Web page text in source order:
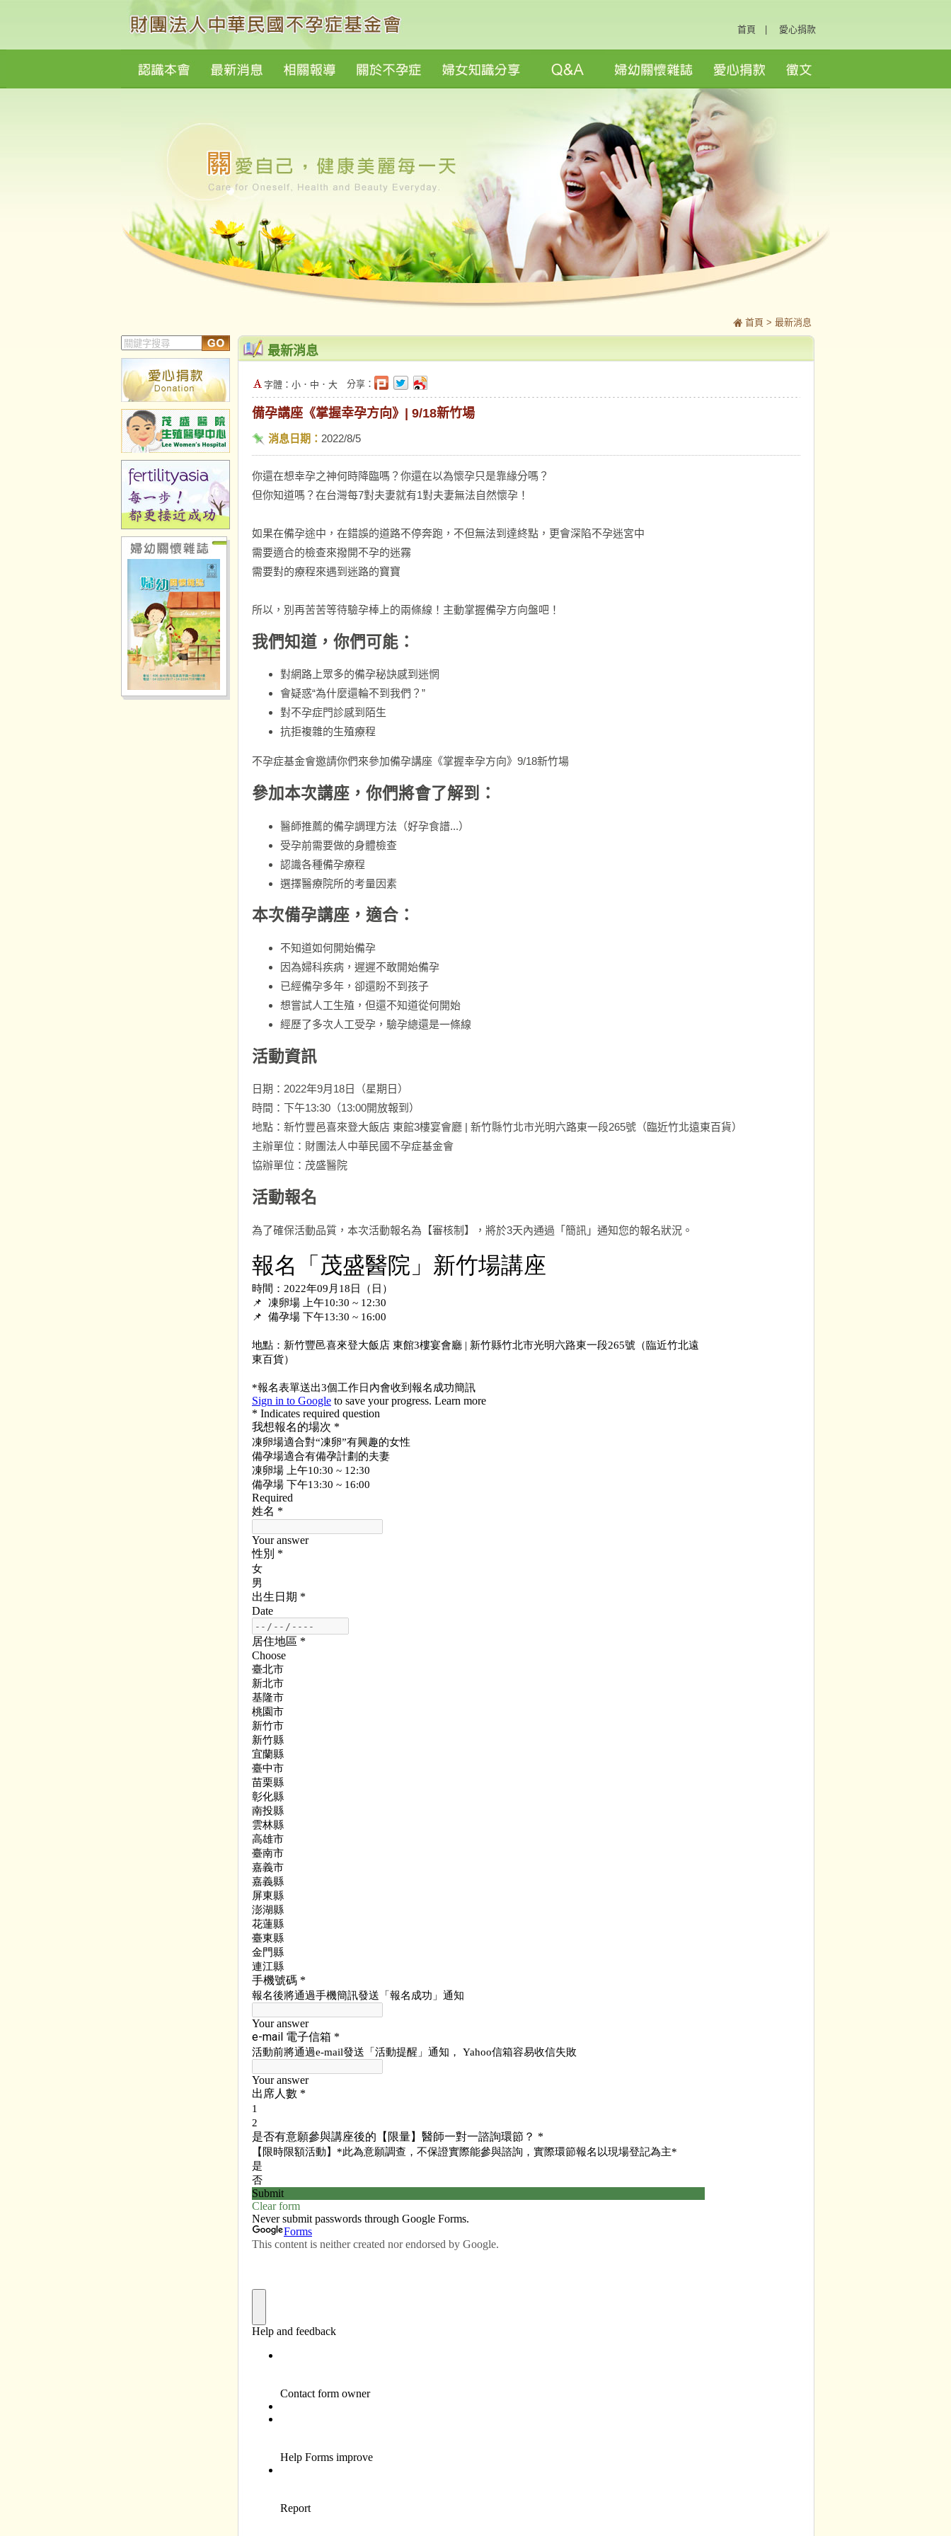
首頁 愛心捐款
首頁 > 最新消息
最新消息
字體： 小 ． 中 ． 大 分享：
備孕講座《掌握幸孕方向》| 9/18新竹場
消息日期： 2022/8/5
你還在想幸孕之神何時降臨嗎？你還在以為懷孕只是靠緣分嗎？
但你知道嗎？在台灣每7對夫妻就有1對夫妻無法自然懷孕！
如果在備孕途中，在錯誤的道路不停奔跑，不但無法到達終點，更會深陷不孕迷宮中
需要適合的檢查來撥開不孕的迷霧
需要對的療程來遇到迷路的寶寶
所以，別再苦苦等待驗孕棒上的兩條線！主動掌握備孕方向盤吧！
我們知道，你們可能：
對網路上眾多的備孕秘訣感到迷惘
會疑惑“為什麼還輪不到我們？”
對不孕症門診感到陌生
抗拒複雜的生殖療程
不孕症基金會邀請你們來參加備孕講座《掌握幸孕方向》9/18新竹場
參加本次講座，你們將會了解到：
醫師推薦的備孕調理方法（好孕食譜...）
受孕前需要做的身體檢查
認識各種備孕療程
選擇醫療院所的考量因素
本次備孕講座，適合：
不知道如何開始備孕
因為婦科疾病，遲遲不敢開始備孕
已經備孕多年，卻還盼不到孩子
想嘗試人工生殖，但還不知道從何開始
經歷了多次人工受孕，驗孕總還是一條線
活動資訊
日期：2022年9月18日（星期日）
時間：下午13:30（13:00開放報到）
地點：新竹豐邑喜來登大飯店 東館3樓宴會廳 | 新竹縣竹北市光明六路東一段265號（臨近竹北遠東百貨）
主辦單位：財團法人中華民國不孕症基金會
協辦單位：茂盛醫院
活動報名
為了確保活動品質，本次活動報名為【審核制】，將於3天內通過「簡訊」通知您的報名狀況。